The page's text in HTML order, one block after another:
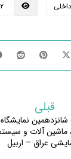
۲
قبلی
ماشین آلات و
عراق – اربیل